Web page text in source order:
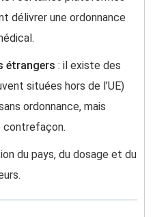
délivrer une ordonnance
étrangers : il existe des
situées hors de l’UE)
ordonnance, mais
contrefaçon.
du pays, du dosage et du